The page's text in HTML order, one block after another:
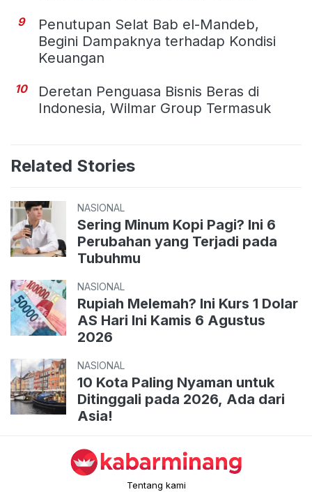
9
Penutupan Selat Bab el-Mandeb,
Begini Dampaknya terhadap Kondisi
Keuangan
10
Deretan Penguasa Bisnis Beras di
Indonesia, Wilmar Group Termasuk
Related Stories
NASIONAL
Sering Minum Kopi Pagi? Ini 6
Perubahan yang Terjadi pada
Tubuhmu
NASIONAL
Rupiah Melemah? Ini Kurs 1 Dolar
AS Hari Ini Kamis 6 Agustus
2026
NASIONAL
10 Kota Paling Nyaman untuk
Ditinggali pada 2026, Ada dari
Asia!
Tentang kami